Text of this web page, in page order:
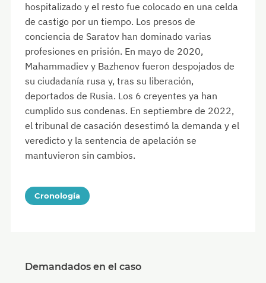
hospitalizado y el resto fue colocado en una celda
de castigo por un tiempo. Los presos de
conciencia de Saratov han dominado varias
profesiones en prisión. En mayo de 2020,
Mahammadiev y Bazhenov fueron despojados de
su ciudadanía rusa y, tras su liberación,
deportados de Rusia. Los 6 creyentes ya han
cumplido sus condenas. En septiembre de 2022,
el tribunal de casación desestimó la demanda y el
veredicto y la sentencia de apelación se
mantuvieron sin cambios.
Cronología
Demandados en el caso